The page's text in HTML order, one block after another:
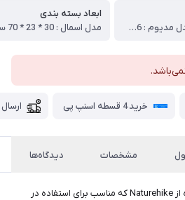
مدل اسمال : 10.4 کیلوگرم ، مدل مدیوم : 17.6 کیلوگرم ، مدل لارج : 22 کیلوگرم
ابعاد بسته بندی
خرید 4 قسطه اسنپ پی
مشخصات دیدگاه‌ها
• چادر گنبدی 4 فصل 4 تا 12 نفره از Naturehike که مناسب برای استفاده در